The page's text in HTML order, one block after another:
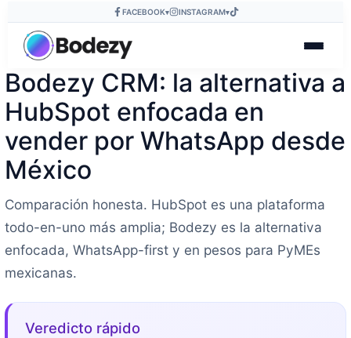
FACEBOOK▾ INSTAGRAM▾
Bodezy CRM: la alternativa a
HubSpot enfocada en
vender por WhatsApp desde
México
Comparación honesta. HubSpot es una plataforma
todo-en-uno más amplia; Bodezy es la alternativa
enfocada, WhatsApp-first y en pesos para PyMEs
mexicanas.
Veredicto rápido